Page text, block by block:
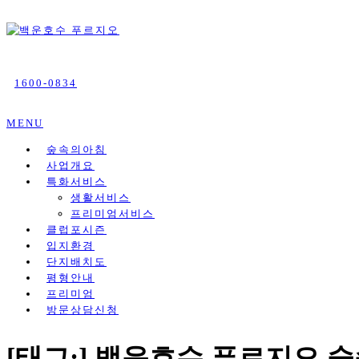
백운호수 푸르지오 실버타운
1600-0834
MENU
숲속의아침
사업개요
특화서비스
생활서비스
프리미엄서비스
클럽포시즌
입지환경
단지배치도
평형안내
프리미엄
방문상담신청